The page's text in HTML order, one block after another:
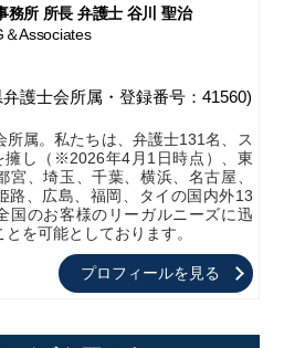
務所 所長 弁護士 谷川 聖治
Associates
護士会所属・登録番号：41560)
所属。私たちは、弁護士131名、ス
擁し（※2026年4月1日時点）、東
宮、埼玉、千葉、横浜、名古屋、
路、広島、福岡、タイの国内外13
国のお客様のリーガルニーズに迅
を可能としております。
プロフィールを見る